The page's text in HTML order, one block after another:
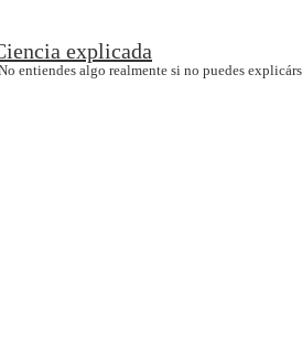
Saltar
explicada
entiendes algo realmente si no puedes